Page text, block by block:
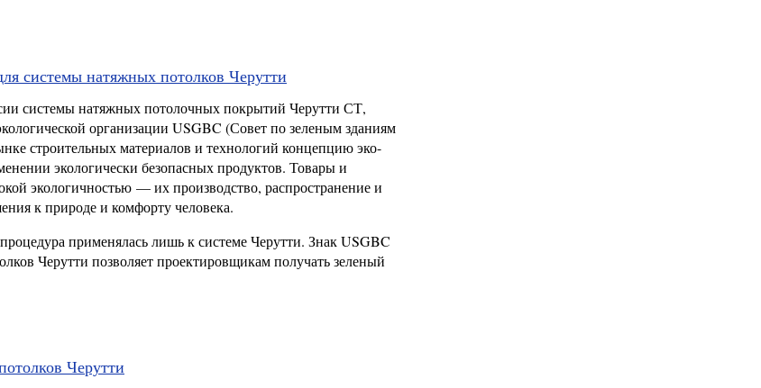
системы натяжных потолков Черутти
системы натяжных потолочных покрытий Черутти СТ,
организации USGBC (Совет по зеленым зданиям
строительных материалов и технологий концепцию эко-
экологически безопасных продуктов. Товары и
экологичностью — их производство, распространение и
к природе и комфорту человека.
применялась лишь к системе Черутти. Знак USGBC
Черутти позволяет проектировщикам получать зеленый
Черутти